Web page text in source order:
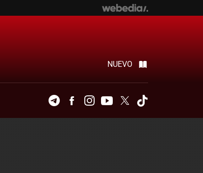
NUEVO
TelegramFacebookInstagramYoutubeTwitter